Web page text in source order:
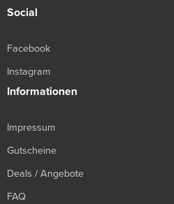
Social
Facebook
Instagram
Informationen
Impressum
Gutscheine
Deals / Angebote
FAQ